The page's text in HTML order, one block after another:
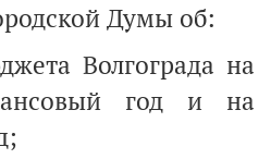
Думы об:
Волгограда на
год и на